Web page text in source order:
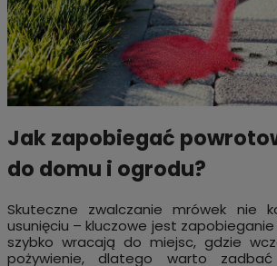
Jak zapobiegać
do domu i ogrodu?
Skuteczne zwalczanie mrówek nie
usunięciu – kluczowe jest
szybko wracają do miejsc, gdzie
pożywienie, dlatego warto